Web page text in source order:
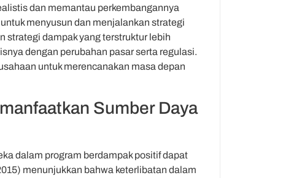
dan memantau perkembangannya
menyusun dan menjalankan strategi
strategi dampak yang terstruktur lebih
dengan perubahan pasar serta regulasi.
untuk merencanakan masa depan
Sumber Daya
dalam program berdampak positif dapat
menunjukkan bahwa keterlibatan dalam